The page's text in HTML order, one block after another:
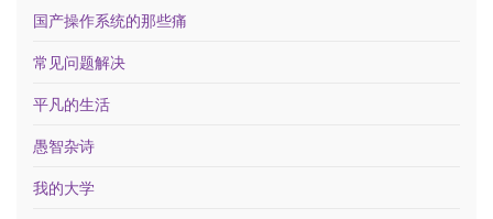
国产操作系统的那些痛
常见问题解决
平凡的生活
愚智杂诗
我的大学